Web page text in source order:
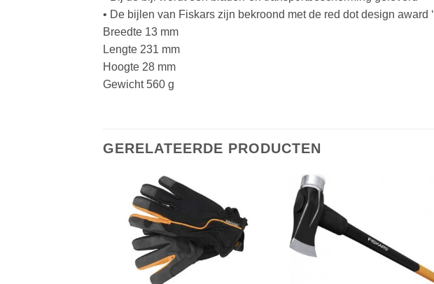
• De bijlen van Fiskars zijn bekroond met de red dot design award
Breedte 13 mm
Lengte 231 mm
Hoogte 28 mm
Gewicht 560 g
GERELATEERDE PRODUCTEN